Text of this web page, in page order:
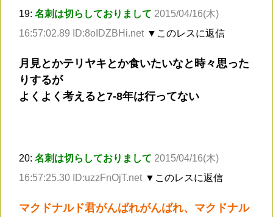
19: 名刺は切らしておりまして 2015/04/16(木)
16:57:02.89 ID:8oIDZBHi.net ▼このレスに返信
月見とかテリヤキとか食いたいなと時々思った
りするが
よくよく考えると7-8年は行ってない
20: 名刺は切らしておりまして 2015/04/16(木)
16:57:25.30 ID:uzzFnOjT.net ▼このレスに返信
マクドナルド君がんばれがんばれ、マクドナル